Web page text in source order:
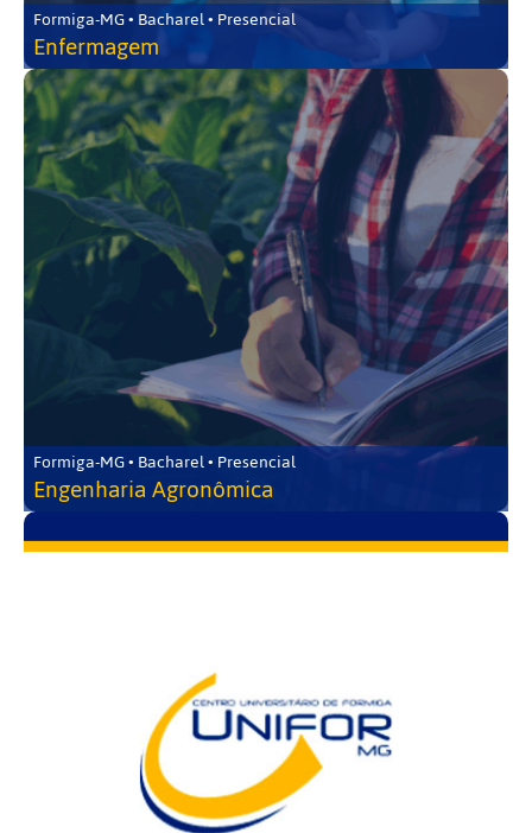
Formiga-MG • Bacharel • Presencial
Enfermagem
Formiga-MG • Bacharel • Presencial
Engenharia Agronômica